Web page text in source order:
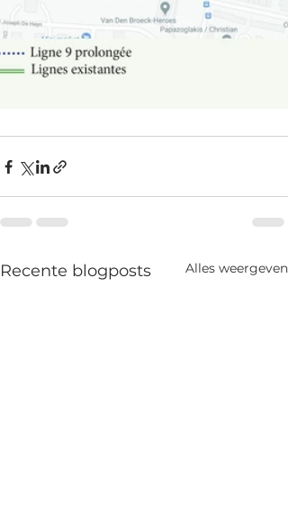
Recente blogposts Alles weergeven